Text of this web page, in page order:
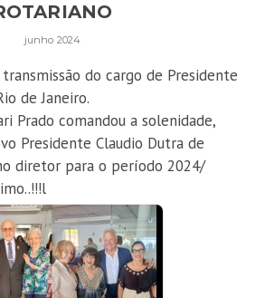
junho 2024
do cargo de Presidente
de Janeiro.
Prado comandou a solenidade,
Presidente Claudio Dutra de
diretor para o período 2024/
l